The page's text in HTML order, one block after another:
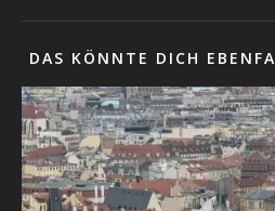
DAS KÖNNTE DICH